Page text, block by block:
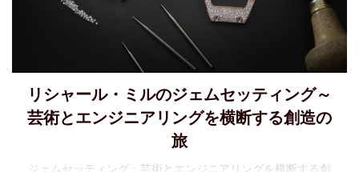
リシャール・ミルのジェムセッティング～
芸術とエンジニアリングを横断する創造の
旅
ジェムセッティング：芸術とエンジニアリングを横断する創